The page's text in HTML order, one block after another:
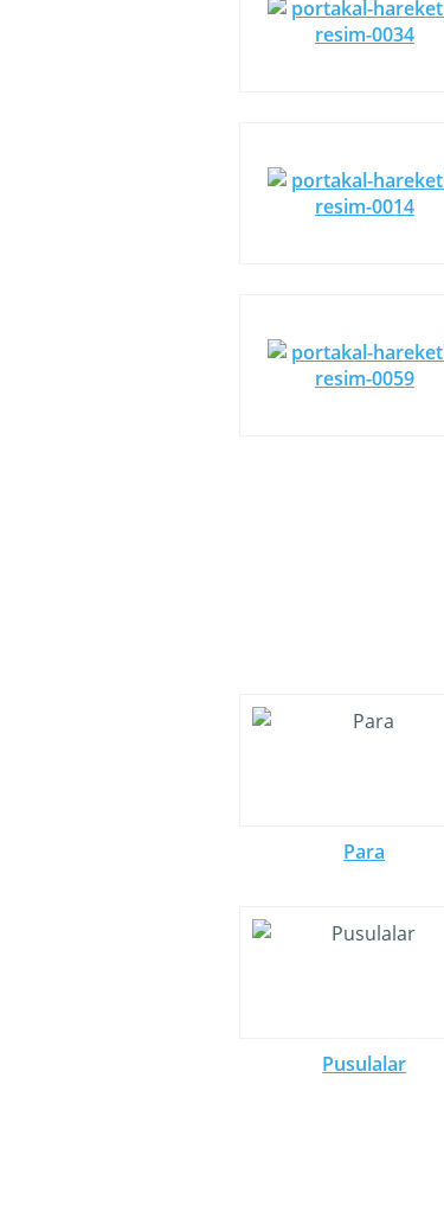
Para
Pusulalar